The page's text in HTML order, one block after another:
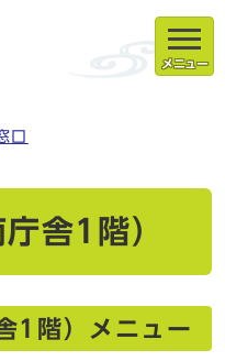
メニュー
口
舎1階）
1階）メニュー